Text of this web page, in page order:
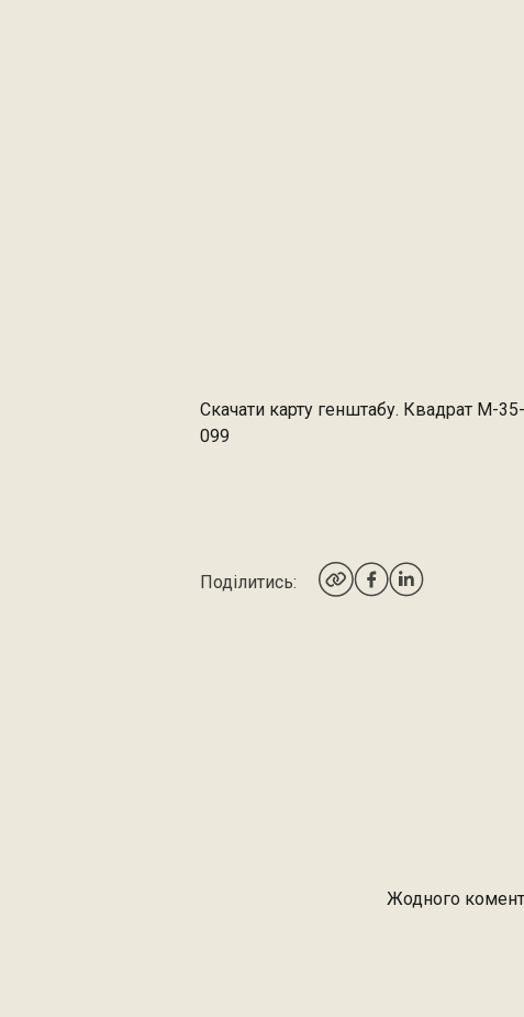
Скачати карту генштабу. Квадрат М-35-
099
Поділитись:
Жодного